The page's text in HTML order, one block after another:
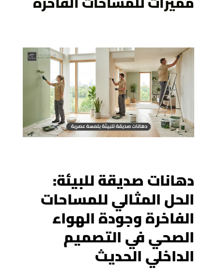
دهانات صديقة للبيئة:
الحل المثالي للمساحات
الفاخرة وجودة الهواء
الصحي في التصميم
الداخلي الحديث